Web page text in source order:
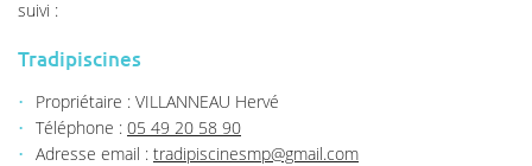

En cochant cette case, vous consentez à recevoir nos propositions commerciales à
utilisantle formulaire de désinscription.
INSCRIPTION
suivi :
Tradipiscines
Propriétaire : VILLANNEAU Hervé
Téléphone : 05 49 20 58 90
Adresse email :